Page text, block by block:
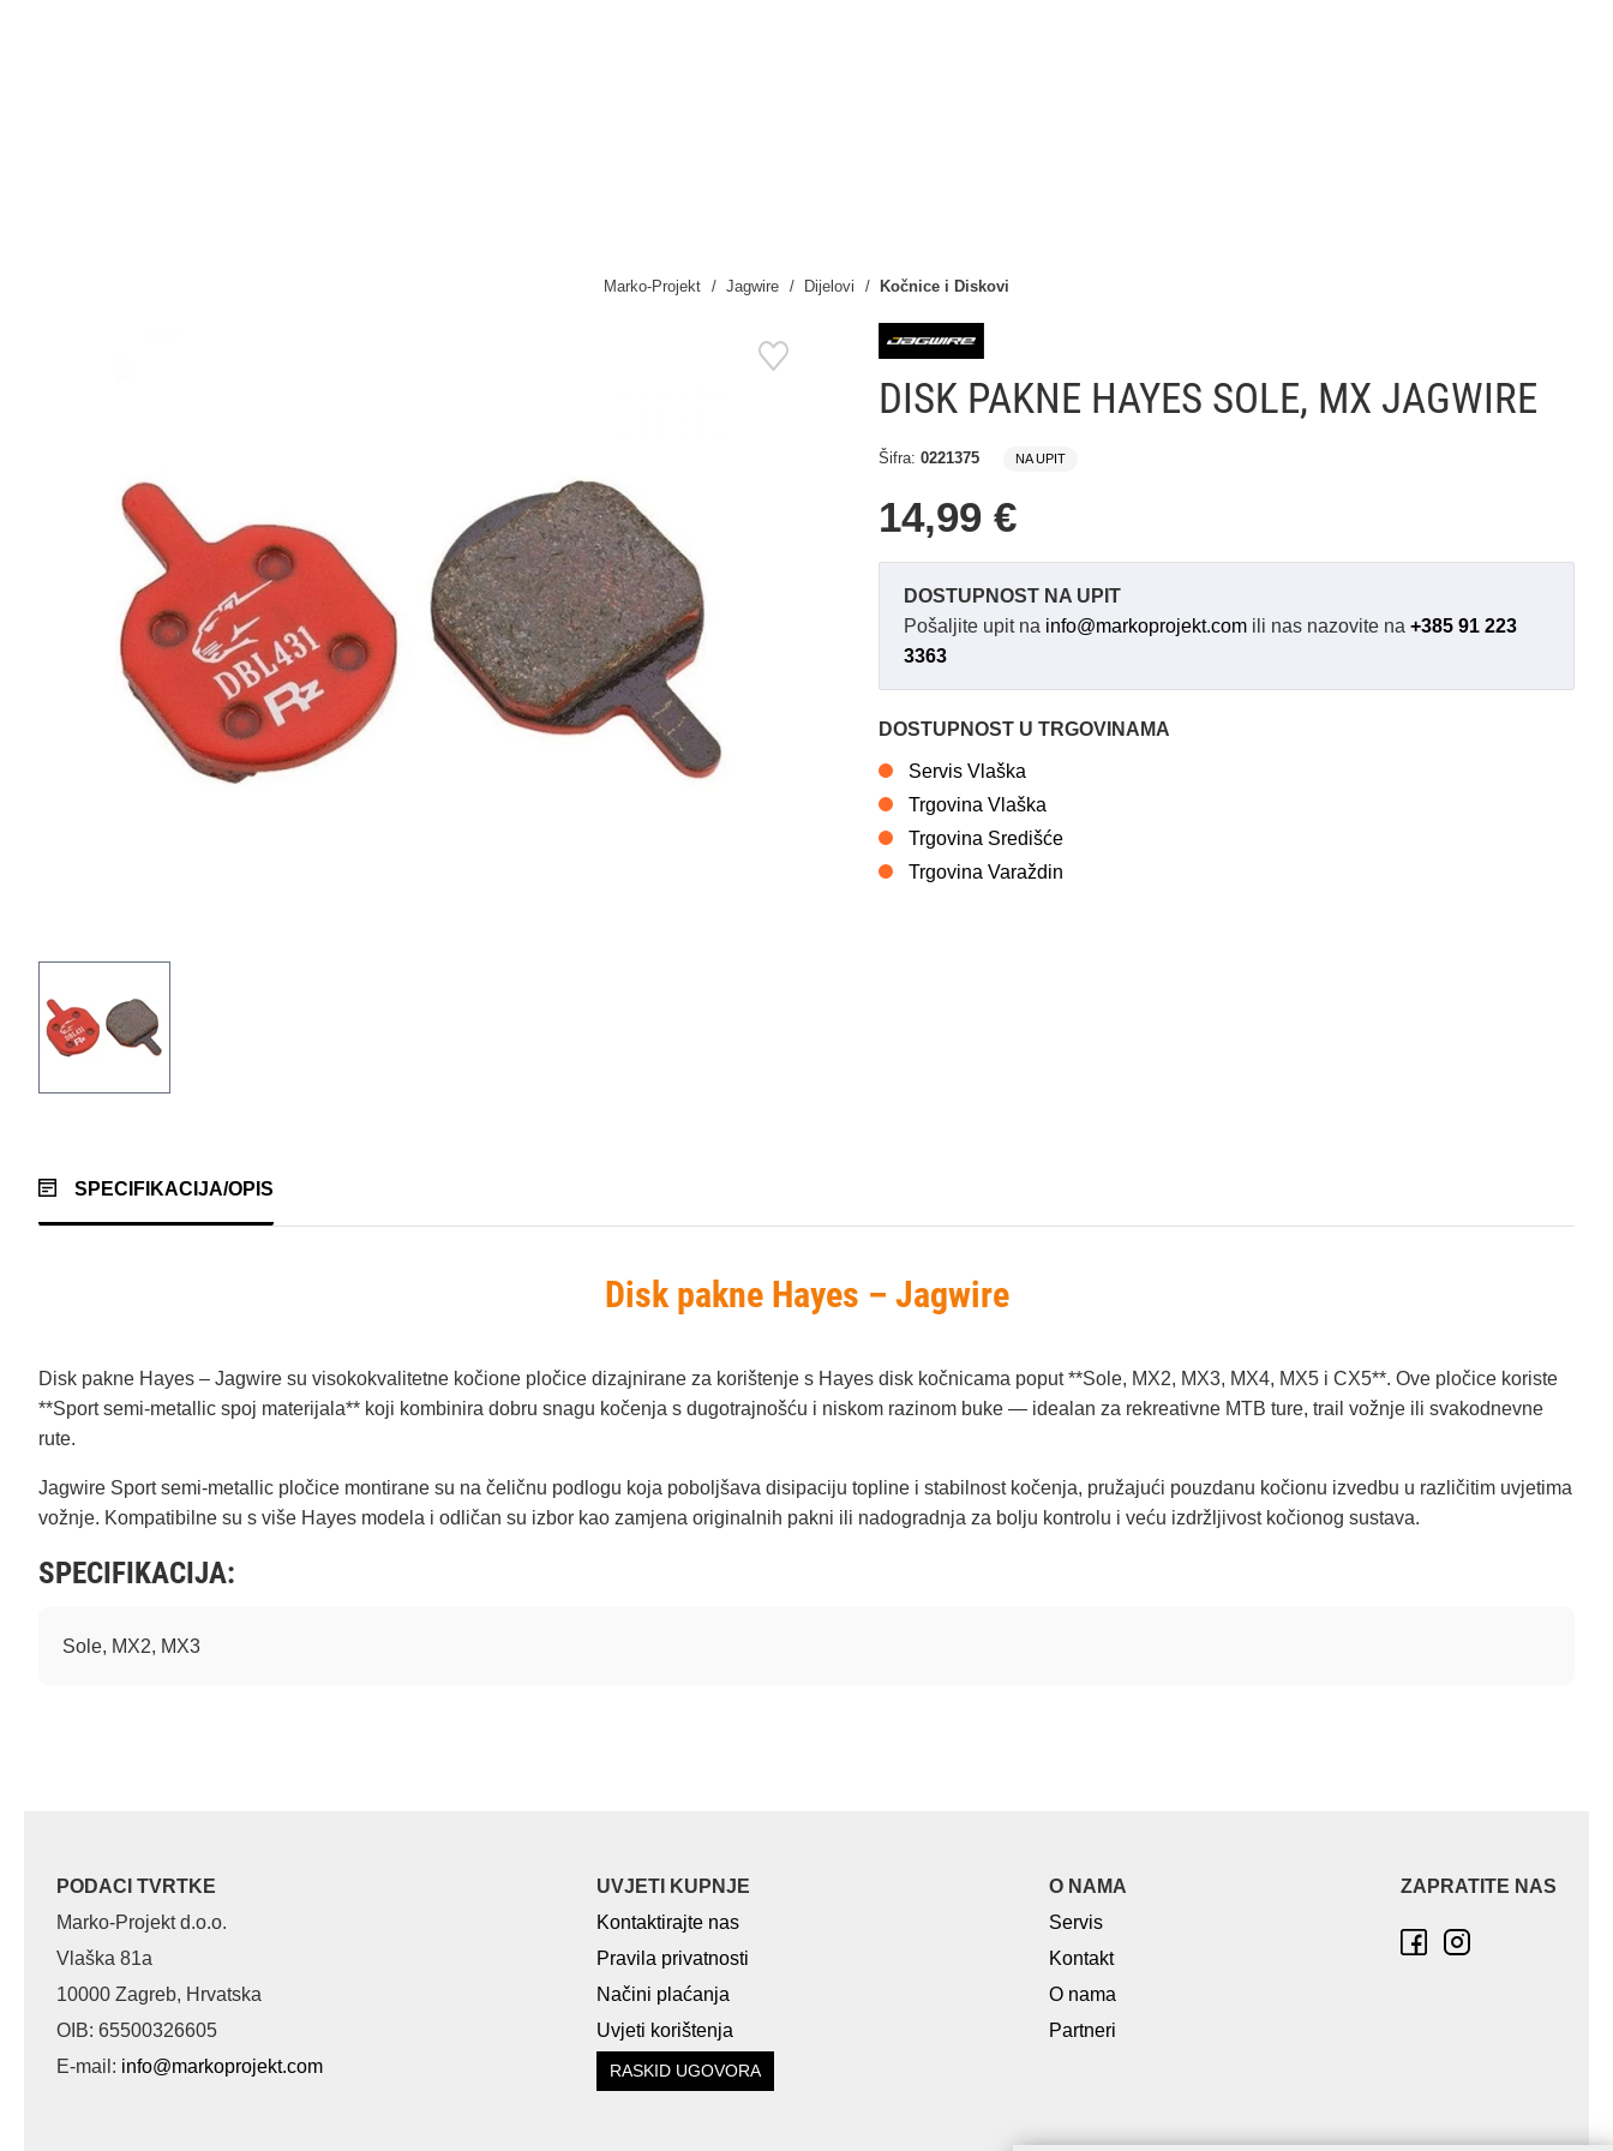
Marko-Projekt Jagwire Dijelovi Kočnice i Diskovi
DISK PAKNE HAYES SOLE, MX JAGWIRE
Šifra: 0221375 NA UPIT
14,99 €
DOSTUPNOST NA UPIT
Pošaljite upit na info@markoprojekt.com ili nas nazovite na +385 91 223
3363
DOSTUPNOST U TRGOVINAMA
Servis Vlaška
Trgovina Vlaška
Trgovina Središće
Trgovina Varaždin
SPECIFIKACIJA/OPIS
Disk pakne Hayes – Jagwire
Disk pakne Hayes – Jagwire su visokokvalitetne kočione pločice dizajnirane za korištenje s Hayes disk kočnicama poput **Sole, MX2, MX3, MX4, MX5 i CX5**. Ove pločice koriste
**Sport semi‑metallic spoj materijala** koji kombinira dobru snagu kočenja s dugotrajnošću i niskom razinom buke — idealan za rekreativne MTB ture, trail vožnje ili svakodnevne
rute.
Jagwire Sport semi‑metallic pločice montirane su na čeličnu podlogu koja poboljšava disipaciju topline i stabilnost kočenja, pružajući pouzdanu kočionu izvedbu u različitim uvjetima
vožnje. Kompatibilne su s više Hayes modela i odličan su izbor kao zamjena originalnih pakni ili nadogradnja za bolju kontrolu i veću izdržljivost kočionog sustava.
SPECIFIKACIJA:
Sole, MX2, MX3
PODACI TVRTKE
Marko-Projekt d.o.o.
Vlaška 81a
10000 Zagreb, Hrvatska
OIB: 65500326605
E-mail: info@markoprojekt.com
UVJETI KUPNJE
Kontaktirajte nas
Pravila privatnosti
Načini plaćanja
Uvjeti korištenja
RASKID UGOVORA
O NAMA
Servis
Kontakt
O nama
Partneri
ZAPRATITE NAS